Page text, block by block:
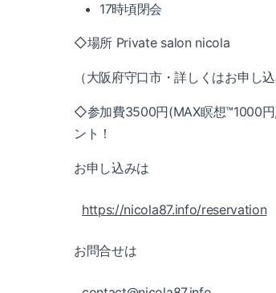
17時頃閉会
◇場所 Private salon nicola
（大阪府守口市・詳しくはお申し
◇参加費3500円(MAX瞑想™️1000円
ント！
お申し込みは
https://nicola87.info/reservation
お問合せは